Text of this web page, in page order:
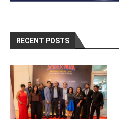
RECENT POSTS